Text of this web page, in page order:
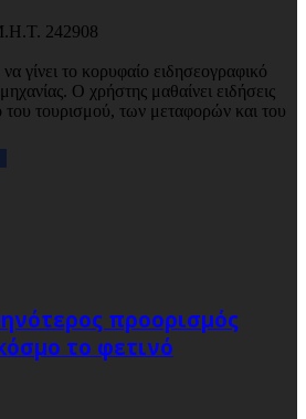
242908
γίνει το κορυφαίο ειδησεογραφικό
Ο χρήστης μαθαίνει ειδήσεις
τουρισμού, των μεταφορών και του
προορισμός
το φετινό